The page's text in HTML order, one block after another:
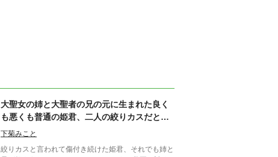
大聖女の姉と大聖者の兄の元に生まれた良く
も悪くも普通の姫君、二人の絞りカスだと影
で嘲笑されていたが実は一番神に祝福された
下菊みこと
絞りカスと言われて傷付き続けた姫君、それでも姉と